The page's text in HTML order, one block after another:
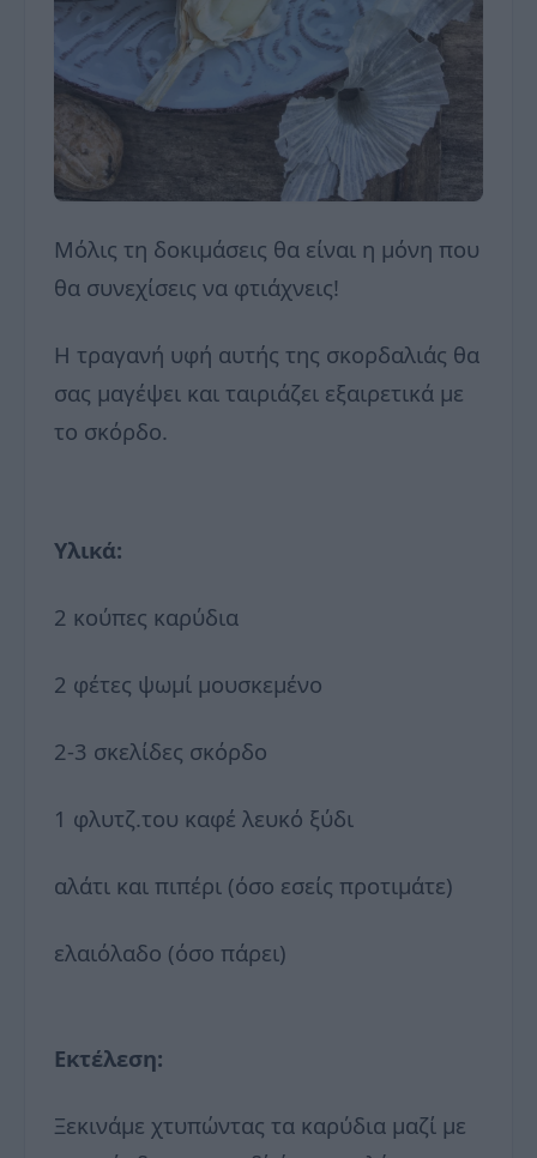
Μόλις τη δοκιμάσεις θα είναι η μόνη που
θα συνεχίσεις να φτιάχνεις!
Η τραγανή υφή αυτής της σκορδαλιάς θα
σας μαγέψει και ταιριάζει εξαιρετικά με
το σκόρδο.
Υλικά:
2 κούπες καρύδια
2 φέτες ψωμί μουσκεμένο
2-3 σκελίδες σκόρδο
1 φλυτζ.του καφέ λευκό ξύδι
αλάτι και πιπέρι (όσο εσείς προτιμάτε)
ελαιόλαδο (όσο πάρει)
Εκτέλεση:
Ξεκινάμε χτυπώντας τα καρύδια μαζί με